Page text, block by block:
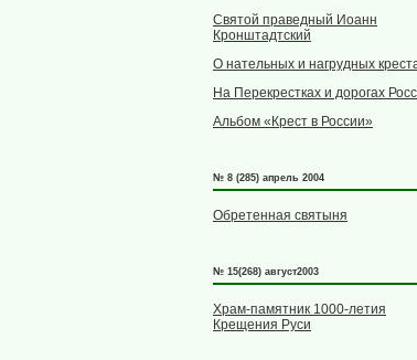
Святой праведный Иоанн
Кронштадтский
О нательных и нагрудных
На Перекрестках и дорогах
Альбом «Крест в России»
№ 8 (285) апрель 2004
Обретенная святыня
№ 15(268) август2003
Храм-памятник 1000-летия
Крещения Руси